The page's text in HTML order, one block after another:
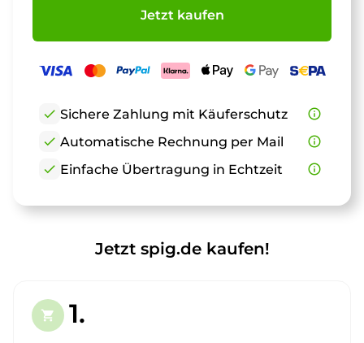
Jetzt kaufen
check Sichere Zahlung mit Käuferschutz
info_outline
check Automatische Rechnung per Mail
info_outline
check Einfache Übertragung in Echtzeit info_outline
Jetzt spig.de kaufen!
shopping_cart 1.